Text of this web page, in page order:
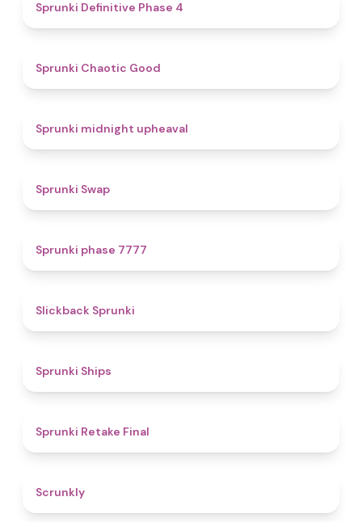
Sprunki Definitive Phase 4
Sprunki Chaotic Good
Sprunki midnight upheaval
Sprunki Swap
Sprunki phase 7777
Slickback Sprunki
Sprunki Ships
Sprunki Retake Final
Scrunkly